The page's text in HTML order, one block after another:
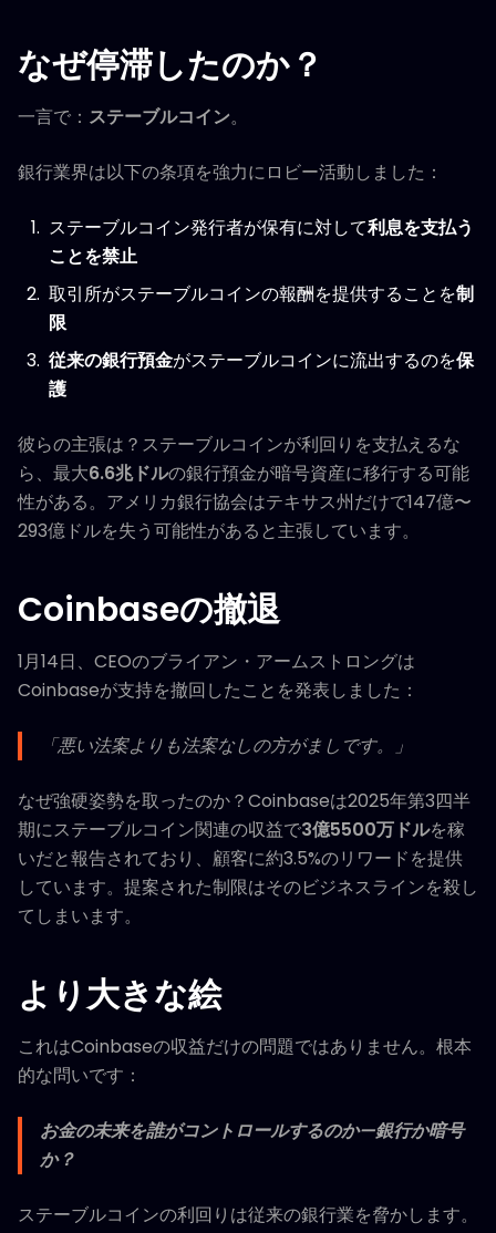
なぜ停滞したのか？
一言で： ステーブルコイン。
銀行業界は以下の条項を強力にロビー活動しました：
ステーブルコイン発行者が保有に対して利息を支払う
ことを禁止
取引所がステーブルコインの報酬を提供することを制
限
従来の銀行預金がステーブルコインに流出するのを保
護
彼らの主張は？ステーブルコインが利回りを支払えるな
ら、最大6.6兆ドルの銀行預金が暗号資産に移行する可能
性がある。アメリカ銀行協会はテキサス州だけで147億〜
293億ドルを失う可能性があると主張しています。
Coinbaseの撤退
1月14日、CEOのブライアン・アームストロングは
Coinbaseが支持を撤回したことを発表しました：
「悪い法案よりも法案なしの方がましです。」
なぜ強硬姿勢を取ったのか？Coinbaseは2025年第3四半
期にステーブルコイン関連の収益で3億5500万ドルを稼
いだと報告されており、顧客に約3.5%のリワードを提供
しています。提案された制限はそのビジネスラインを殺し
てしまいます。
より大きな絵
これはCoinbaseの収益だけの問題ではありません。根本
的な問いです：
お金の未来を誰がコントロールするのか—銀行か暗号
か？
ステーブルコインの利回りは従来の銀行業を脅かします。